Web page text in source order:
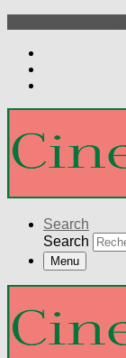
Search
Search
Menu